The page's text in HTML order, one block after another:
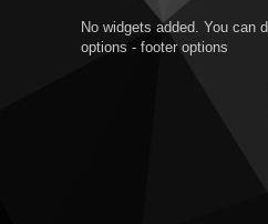
No widgets added. You can
options - footer options